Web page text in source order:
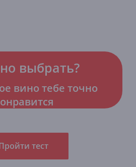
выбрать?
вино тебе точно
тест